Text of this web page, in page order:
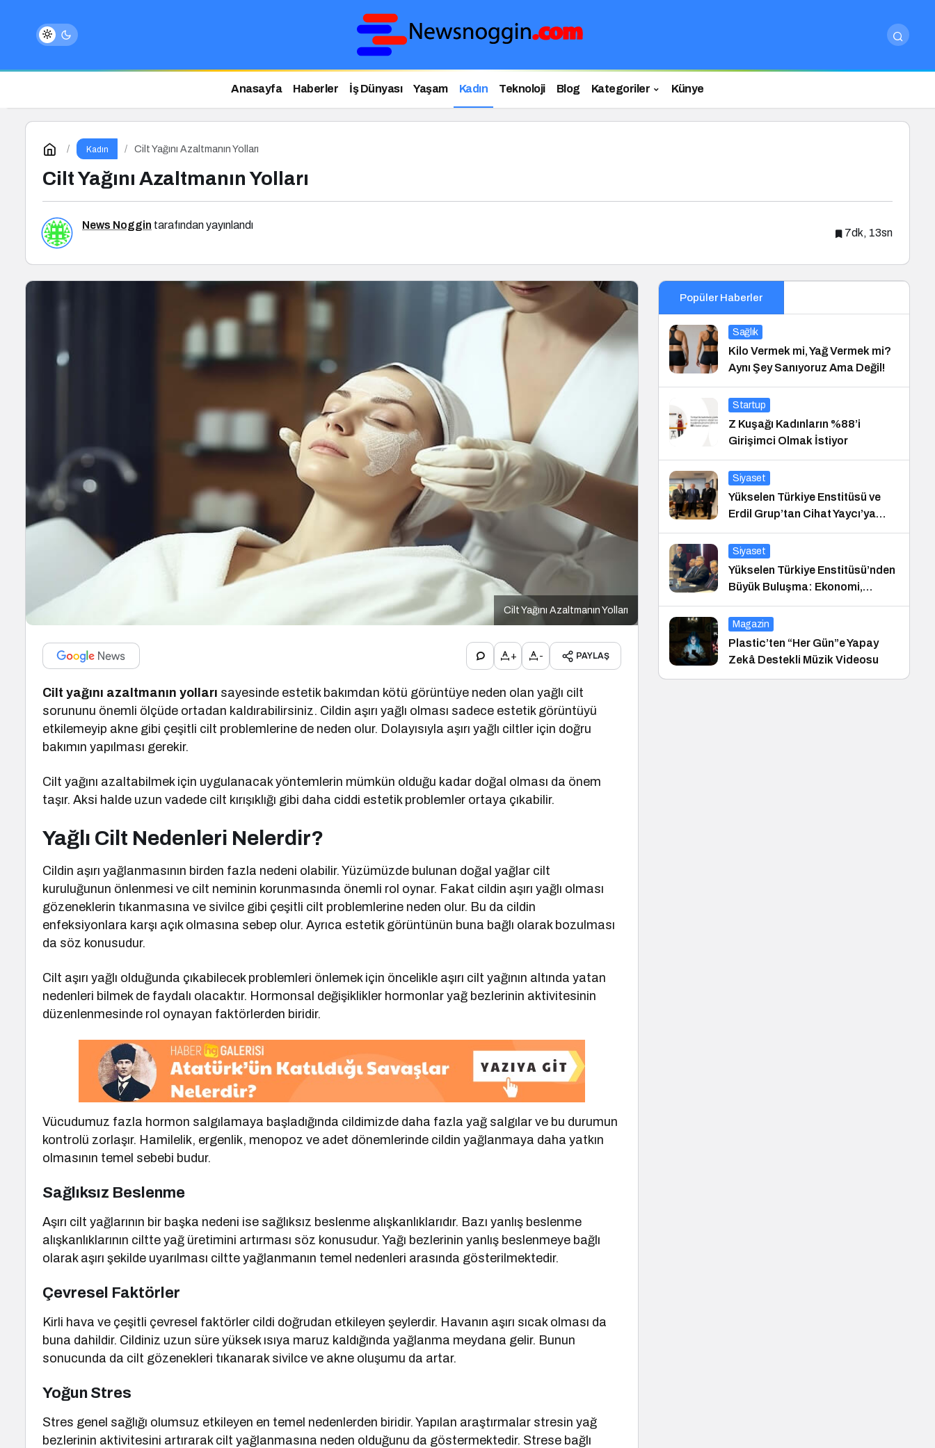
Anasayfa Haberler İş Dünyası Yaşam Kadın Teknoloji Blog Kategoriler Künye
Kadın Cilt Yağını Azaltmanın Yolları
Cilt Yağını Azaltmanın Yolları
News Noggin tarafından yayınlandı
7dk, 13sn
Cilt Yağını Azaltmanın Yolları
+ - PAYLAŞ
Cilt yağını azaltmanın yolları sayesinde estetik bakımdan kötü görüntüye neden olan yağlı cilt
sorununu önemli ölçüde ortadan kaldırabilirsiniz. Cildin aşırı yağlı olması sadece estetik görüntüyü
etkilemeyip akne gibi çeşitli cilt problemlerine de neden olur. Dolayısıyla aşırı yağlı ciltler için doğru
bakımın yapılması gerekir.
Cilt yağını azaltabilmek için uygulanacak yöntemlerin mümkün olduğu kadar doğal olması da önem
taşır. Aksi halde uzun vadede cilt kırışıklığı gibi daha ciddi estetik problemler ortaya çıkabilir.
Yağlı Cilt Nedenleri Nelerdir?
Cildin aşırı yağlanmasının birden fazla nedeni olabilir. Yüzümüzde bulunan doğal yağlar cilt
kuruluğunun önlenmesi ve cilt neminin korunmasında önemli rol oynar. Fakat cildin aşırı yağlı olması
gözeneklerin tıkanmasına ve sivilce gibi çeşitli cilt problemlerine neden olur. Bu da cildin
enfeksiyonlara karşı açık olmasına sebep olur. Ayrıca estetik görüntünün buna bağlı olarak bozulması
da söz konusudur.
Cilt aşırı yağlı olduğunda çıkabilecek problemleri önlemek için öncelikle aşırı cilt yağının altında yatan
nedenleri bilmek de faydalı olacaktır. Hormonsal değişiklikler hormonlar yağ bezlerinin aktivitesinin
düzenlenmesinde rol oynayan faktörlerden biridir.
Vücudumuz fazla hormon salgılamaya başladığında cildimizde daha fazla yağ salgılar ve bu durumun
kontrolü zorlaşır. Hamilelik, ergenlik, menopoz ve adet dönemlerinde cildin yağlanmaya daha yatkın
olmasının temel sebebi budur.
Sağlıksız Beslenme
Aşırı cilt yağlarının bir başka nedeni ise sağlıksız beslenme alışkanlıklarıdır. Bazı yanlış beslenme
alışkanlıklarının ciltte yağ üretimini artırması söz konusudur. Yağı bezlerinin yanlış beslenmeye bağlı
olarak aşırı şekilde uyarılması ciltte yağlanmanın temel nedenleri arasında gösterilmektedir.
Çevresel Faktörler
Kirli hava ve çeşitli çevresel faktörler cildi doğrudan etkileyen şeylerdir. Havanın aşırı sıcak olması da
buna dahildir. Cildiniz uzun süre yüksek ısıya maruz kaldığında yağlanma meydana gelir. Bunun
sonucunda da cilt gözenekleri tıkanarak sivilce ve akne oluşumu da artar.
Yoğun Stres
Stres genel sağlığı olumsuz etkileyen en temel nedenlerden biridir. Yapılan araştırmalar stresin yağ
bezlerinin aktivitesini artırarak cilt yağlanmasına neden olduğunu da göstermektedir. Strese bağlı
Popüler Haberler
Sağlık
Kilo Vermek mi, Yağ Vermek mi?
Aynı Şey Sanıyoruz Ama Değil!
Startup
Z Kuşağı Kadınların %88’i
Girişimci Olmak İstiyor
Siyaset
Yükselen Türkiye Enstitüsü ve
Erdil Grup’tan Cihat Yaycı’ya
Anlamlı Ziyaret
Siyaset
Yükselen Türkiye Enstitüsü’nden
Büyük Buluşma: Ekonomi,
Güvenlik Politikaları ve Hukuk
Konferansı
Magazin
Plastic’ten “Her Gün”e Yapay
Zekâ Destekli Müzik Videosu